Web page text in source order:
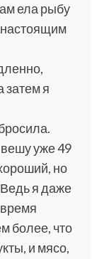
ела рыбу
затем я
уже 49
но
я даже
более, что
и мясо,